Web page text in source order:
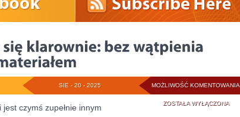
MOŻLIWOŚĆ KOMENTOWANIA
ZOSTAŁA WYŁĄCZONA
SIE - 20 - 2025
czymś zupełnie innym